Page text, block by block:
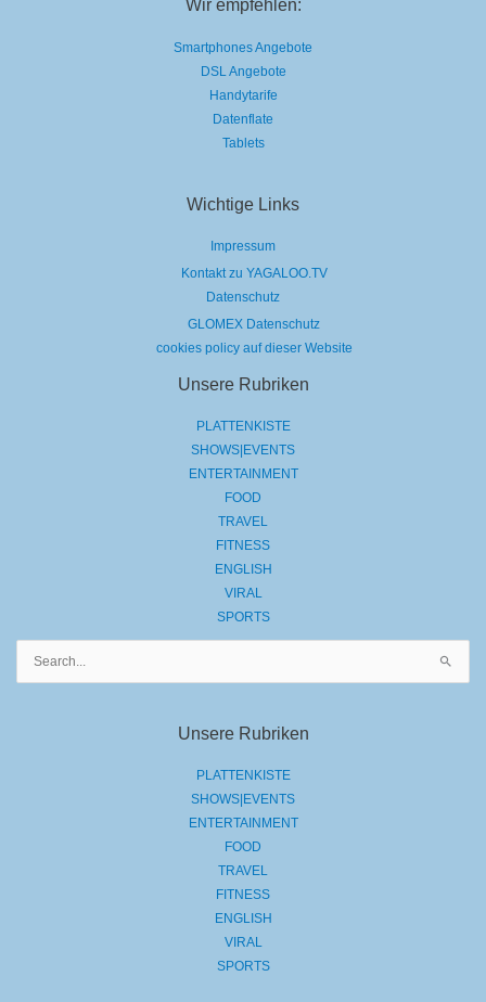
Wir empfehlen:
Smartphones Angebote
DSL Angebote
Handytarife
Datenflate
Tablets
Wichtige Links
Impressum
Kontakt zu YAGALOO.TV
Datenschutz
GLOMEX Datenschutz
cookies policy auf dieser Website
Unsere Rubriken
PLATTENKISTE
SHOWS|EVENTS
ENTERTAINMENT
FOOD
TRAVEL
FITNESS
ENGLISH
VIRAL
SPORTS
Unsere Rubriken
PLATTENKISTE
SHOWS|EVENTS
ENTERTAINMENT
FOOD
TRAVEL
FITNESS
ENGLISH
VIRAL
SPORTS